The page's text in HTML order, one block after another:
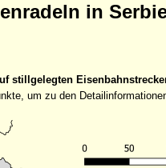
in
stillgelegten
um zu den